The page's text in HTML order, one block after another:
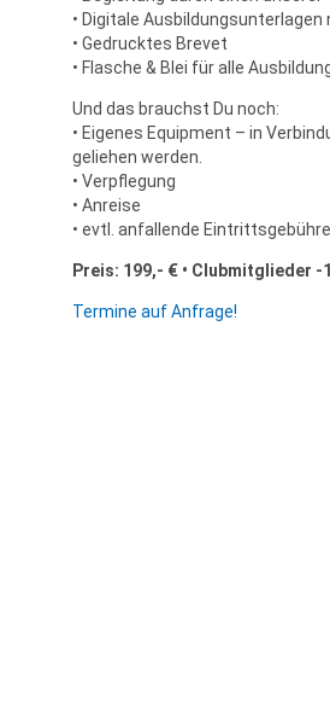
• Digitale Ausbildungsunterlagen
• Gedrucktes Brevet
• Flasche & Blei für alle
Und das brauchst Du noch:
• Eigenes Equipment – in
geliehen werden.
• Verpflegung
• Anreise
• evtl. anfallende
Preis: 199,- € • Clubmitglieder -
Termine auf Anfrage!